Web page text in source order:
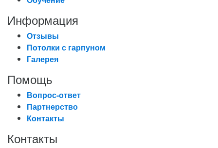
Информация
Отзывы
Потолки с гарпуном
Галерея
Помощь
Вопрос-ответ
Партнерство
Контакты
Контакты